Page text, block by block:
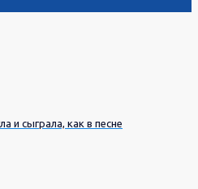
и сыграла, как в песне